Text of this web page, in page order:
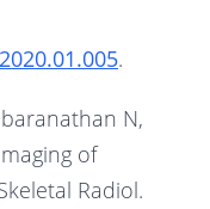
.
N,
of
Radiol.